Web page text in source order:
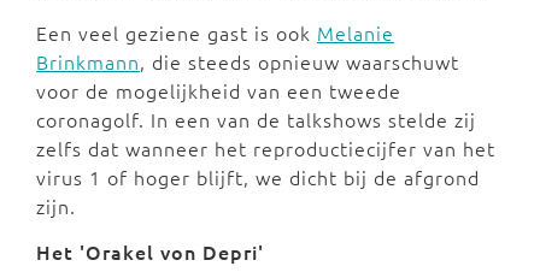
Een veel geziene gast is ook Melanie
Brinkmann, die steeds opnieuw waarschuwt
voor de mogelijkheid van een tweede
coronagolf. In een van de talkshows stelde zij
zelfs dat wanneer het reproductiecijfer van het
virus 1 of hoger blijft, we dicht bij de afgrond
zijn.
Het 'Orakel von Depri'